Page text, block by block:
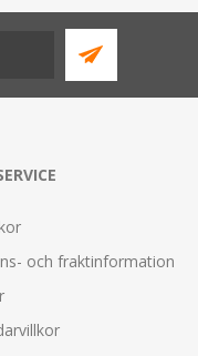
och fraktinformation